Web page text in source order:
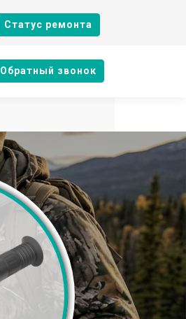
Cтатус ремонта
Oбратный звонок